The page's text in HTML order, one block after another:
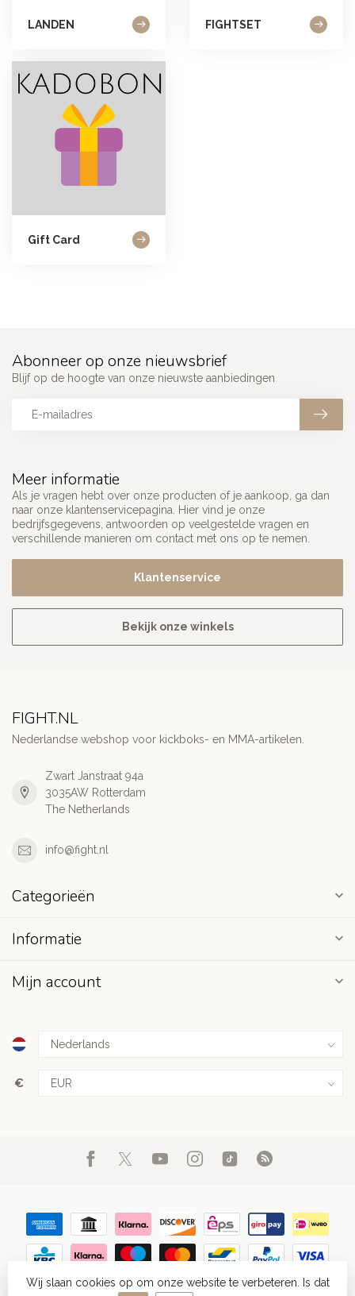
LANDEN FIGHTSET
Gift Card
Meer informatie
Als je vragen hebt over onze producten of je aankoop, ga dan
naar onze klantenservicepagina. Hier vind je onze
bedrijfsgegevens, antwoorden op veelgestelde vragen en
verschillende manieren om contact met ons op te nemen.
Klantenservice
Bekijk onze winkels
Abonneer op onze nieuwsbrief
Blijf op de hoogte van onze nieuwste aanbiedingen
FIGHT.NL
Nederlandse webshop voor kickboks- en MMA-artikelen.
Zwart Janstraat 94a
3035AW Rotterdam
The Netherlands
info@fight.nl
Categorieën
Informatie
Mijn account
€
© Copyright 2026 FIGHT.NL - Powered byLightspeed-Lightspeed
Wij slaan cookies op om onze website te verbeteren. Is dat